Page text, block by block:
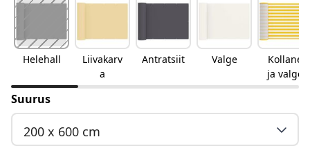
Helehall
Liivakarv
a
Antratsiit Valge
Kollane
ja valge
Suurus
200 x 600 cm